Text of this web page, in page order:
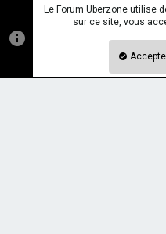
Le Forum Uberzone utilise
sur ce site, vous